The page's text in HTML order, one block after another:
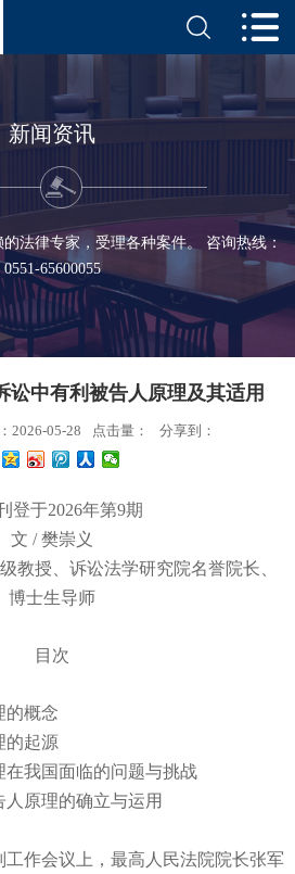
新闻资讯
法律专家，受理各种案件。 咨询热线：
0551-65600055
讼中有利被告人原理及其适用
2026-05-28 点击量： 分享到：
登于2026年第9期
文 / 樊崇义
教授、诉讼法学研究院名誉院长、
博士生导师
目次
概念
起源
我国面临的问题与挑战
原理的确立与运用
作会议上，最高人民法院院长张军